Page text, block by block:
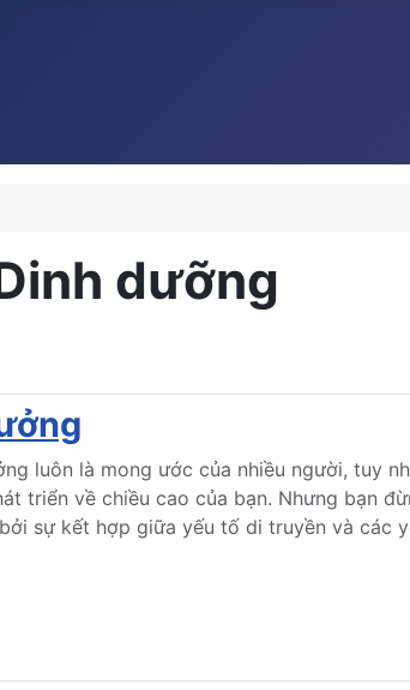
dưỡng
luôn là mong ước của nhiều người, tuy
triển về chiều cao của bạn. Nhưng bạn
sự kết hợp giữa yếu tố di truyền và các